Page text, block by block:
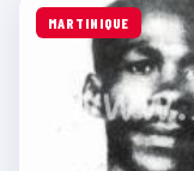
MARTINIQUE